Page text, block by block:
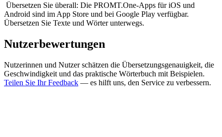
Übersetzen Sie überall: Die PROMT.One-Apps für iOS und
Android sind im App Store und bei Google Play verfügbar.
Übersetzen Sie Texte und Wörter unterwegs.
Nutzerbewertungen
Nutzerinnen und Nutzer schätzen die Übersetzungsgenauigkeit, die
Geschwindigkeit und das praktische Wörterbuch mit Beispielen.
Teilen Sie Ihr Feedback — es hilft uns, den Service zu verbessern.